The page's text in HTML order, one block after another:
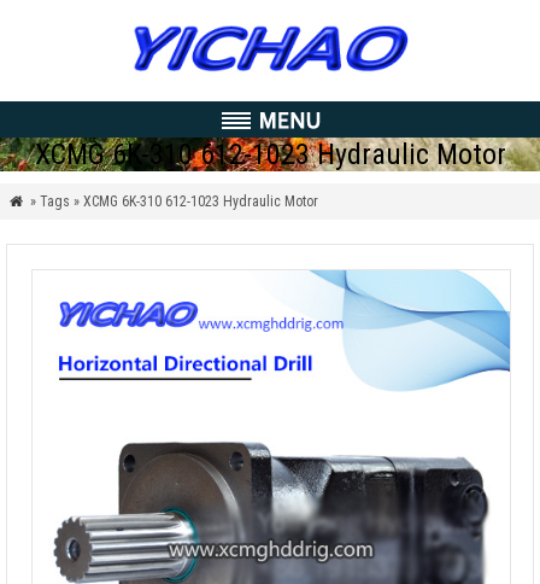
XCMG 6K-310612-1023Hydraulic Motor
 » Tags » XCMG 6K-310612-1023 Hydraulic Motor